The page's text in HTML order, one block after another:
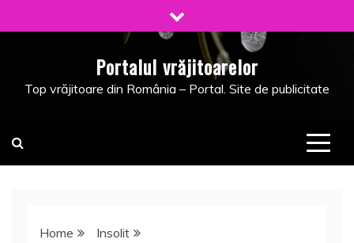
to
Portalul vrăjitoarelor
Top vrăjitoare din România – Portal. Site de publicitate
Home
Insolit